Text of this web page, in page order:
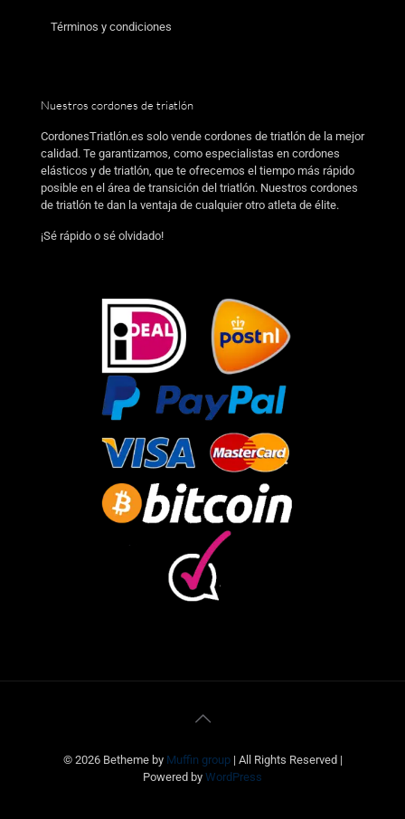
Términos y condiciones
Nuestros cordones de triatlón
CordonesTriatlón.es solo vende cordones de triatlón de la mejor
calidad. Te garantizamos, como especialistas en cordones
elásticos y de triatlón, que te ofrecemos el tiempo más rápido
posible en el área de transición del triatlón. Nuestros cordones
de triatlón te dan la ventaja de cualquier otro atleta de élite.
¡Sé rápido o sé olvidado!
© 2026 Betheme by Muffin group| All Rights Reserved |
Powered by WordPress